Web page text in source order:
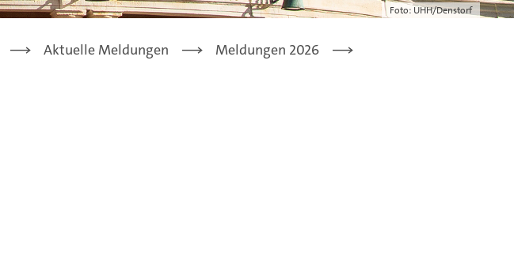
Foto: UHH/Denstorf
Aktuelle Meldungen
Meldungen 2026